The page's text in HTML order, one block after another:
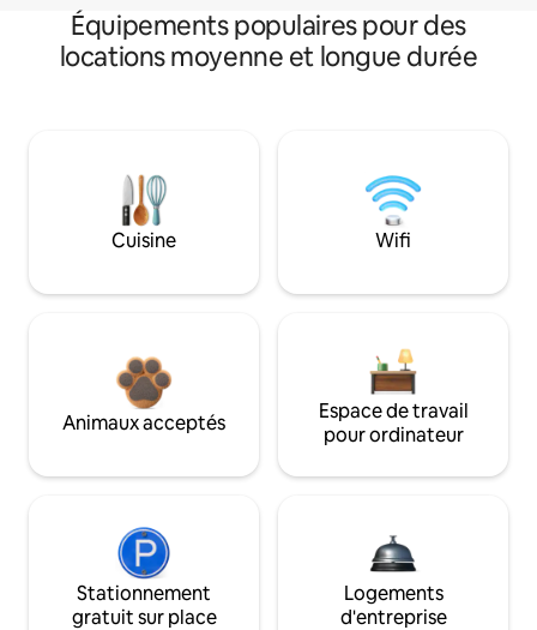
Équipements populaires pour des
locations moyenne et longue durée
Cuisine Wifi
Animaux acceptés
Espace de travail
pour ordinateur
Stationnement
gratuit sur place
Logements
d'entreprise